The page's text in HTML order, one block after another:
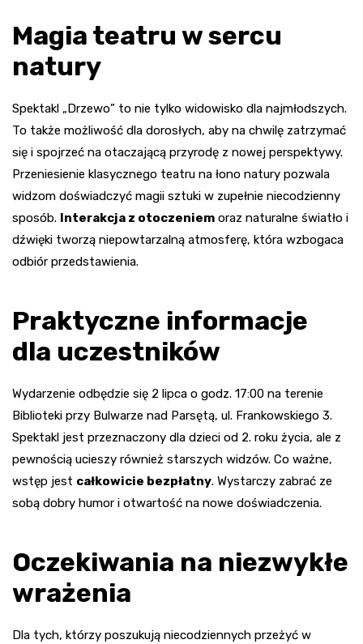
Magia teatru w sercu
natury
Spektakl „Drzewo” to nie tylko widowisko dla najmłodszych.
To także możliwość dla dorosłych, aby na chwilę zatrzymać
się i spojrzeć na otaczającą przyrodę z nowej perspektywy.
Przeniesienie klasycznego teatru na łono natury pozwala
widzom doświadczyć magii sztuki w zupełnie niecodzienny
sposób. Interakcja z otoczeniem oraz naturalne światło i
dźwięki tworzą niepowtarzalną atmosferę, która wzbogaca
odbiór przedstawienia.
Praktyczne informacje
dla uczestników
Wydarzenie odbędzie się 2 lipca o godz. 17:00 na terenie
Biblioteki przy Bulwarze nad Parsętą, ul. Frankowskiego 3.
Spektakl jest przeznaczony dla dzieci od 2. roku życia, ale z
pewnością ucieszy również starszych widzów. Co ważne,
wstęp jest całkowicie bezpłatny. Wystarczy zabrać ze
sobą dobry humor i otwartość na nowe doświadczenia.
Oczekiwania na niezwykłe
wrażenia
Dla tych, którzy poszukują niecodziennych przeżyć w